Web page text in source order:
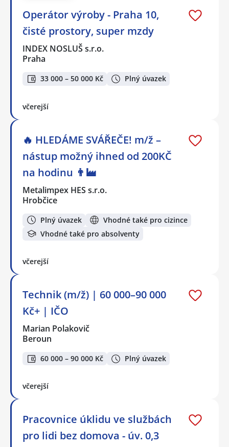
Operátor výroby - Praha 10,
čisté prostory, super mzdy
INDEX NOSLUŠ s.r.o.
Praha
33 000 – 50 000 Kč Plný úvazek
včerejší
🔥 HLEDÁME SVÁŘEČE! m/ž –
nástup možný ihned od 200KČ
na hodinu 👨‍🏭
Metalimpex HES s.r.o.
Hrobčice
Plný úvazek
Vhodné také pro cizince
Vhodné také pro absolventy
včerejší
Technik (m/ž) | 60 000–90 000
Kč+ | IČO
Marian Polakovič
Beroun
60 000 – 90 000 Kč Plný úvazek
včerejší
Pracovnice úklidu ve službách
pro lidi bez domova - úv. 0,3